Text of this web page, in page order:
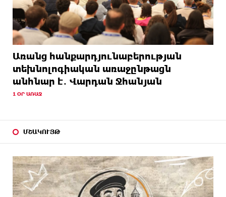
Առանց հանքարդյունաբերության
տեխնոլոգիական առաջընթացն
անհնար է․ Վարդան Ջհանյան
1 ՕՐ ԱՌԱՋ
ՄՇԱԿՈՒՅԹ